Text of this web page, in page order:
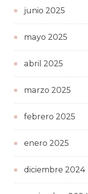
junio 2025
mayo 2025
abril 2025
marzo 2025
febrero 2025
enero 2025
diciembre 2024